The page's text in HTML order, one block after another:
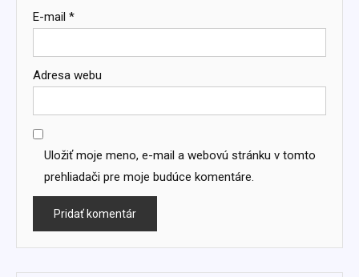
E-mail *
Adresa webu
Uložiť moje meno, e-mail a webovú stránku v tomto
prehliadači pre moje budúce komentáre.